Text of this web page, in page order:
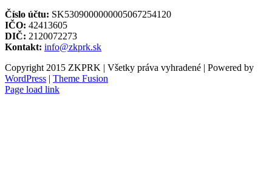
Číslo účtu: SK5309000000005067254120
IČO: 42413605
DIČ: 2120072273
Kontakt: info@zkprk.sk
Copyright 2015 ZKPRK | Všetky práva vyhradené | Powered by
WordPress | Theme Fusion
Page load link